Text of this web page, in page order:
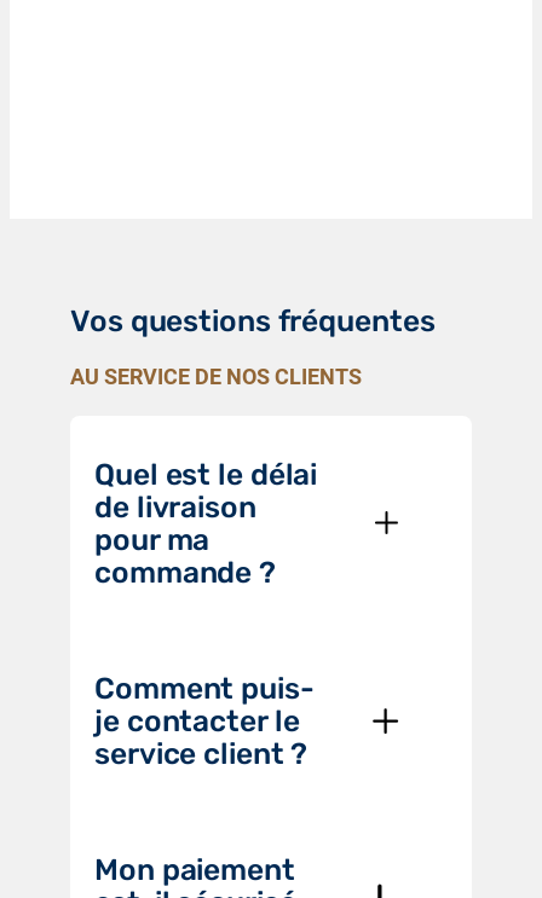
Vos questions fréquentes
AU SERVICE DE NOS CLIENTS
Quel est le délai
de livraison
pour ma
commande ?
Comment puis-
je contacter le
service client ?
Mon paiement